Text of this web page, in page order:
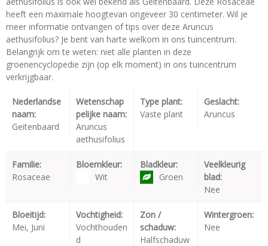
heeft een maximale hoogtevan ongeveer 30 centimeter. Wil je
meer informatie ontvangen of tips over deze Aruncus
aethusifolius? Je bent van harte welkom in ons tuincentrum.
Belangrijk om te weten: niet alle planten in deze
groenencyclopedie zijn (op elk moment) in ons tuincentrum
verkrijgbaar.
Nederlandse
naam:
Geitenbaard
Wetenschap
pelijke naam:
Aruncus
aethusifolius
Type plant:
Vaste plant
Geslacht:
Aruncus
Familie:
Rosaceae
Bloemkleur:
Wit
Bladkleur:
Groen
Veelkleurig
blad:
Nee
Bloeitijd:
Mei, Juni
Vochtigheid:
Vochthouden
d
Zon /
schaduw:
Halfschaduw
Wintergroen:
Nee